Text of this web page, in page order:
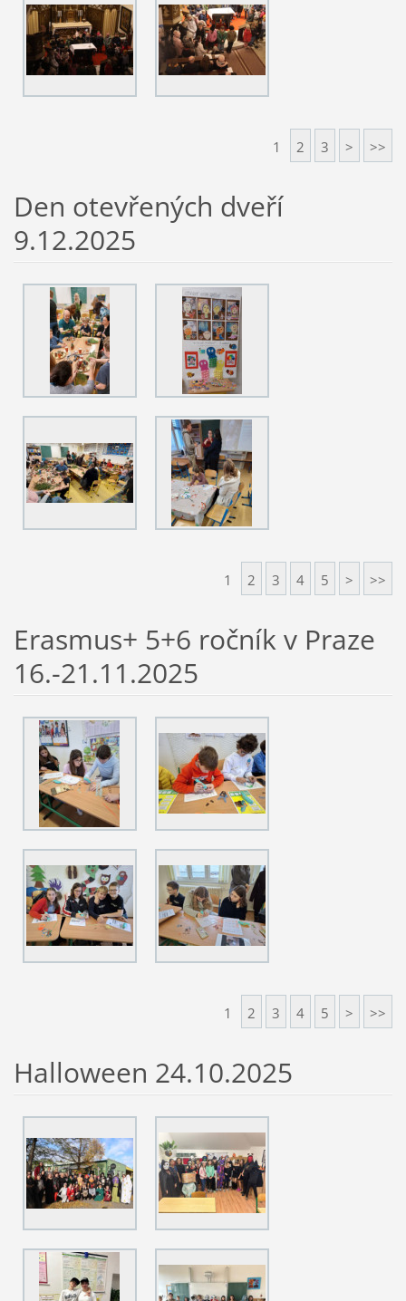
1 2 3 > >>
Den otevřených dveří
9.12.2025
1 2 3 4 5 > >>
Erasmus+ 5+6 ročník v Praze
16.-21.11.2025
1 2 3 4 5 > >>
Halloween 24.10.2025